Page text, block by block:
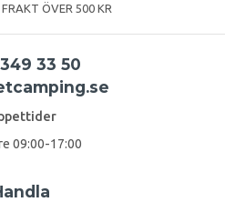
FRAKT ÖVER 500 KR
33 50
09:00-17:00